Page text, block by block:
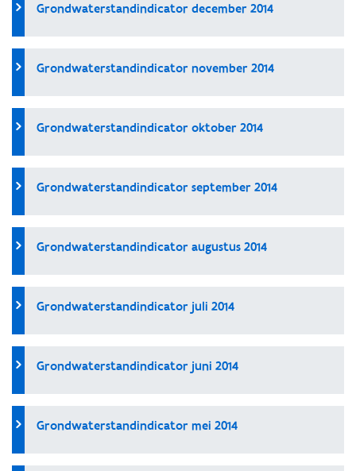
Grondwaterstandindicator december 2014
Grondwaterstandindicator november 2014
Grondwaterstandindicator oktober 2014
Grondwaterstandindicator september 2014
Grondwaterstandindicator augustus 2014
Grondwaterstandindicator juli 2014
Grondwaterstandindicator juni 2014
Grondwaterstandindicator mei 2014